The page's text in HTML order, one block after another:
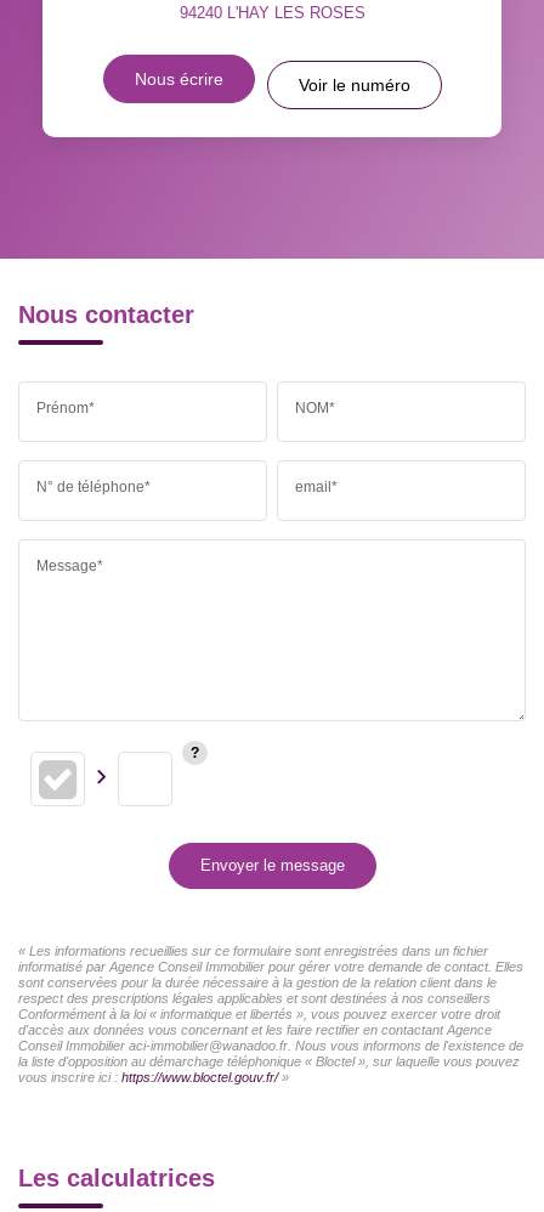
RÉSULTATS DES LYCÉES ECOLES ET CRÈCHES
94240 L'HAY LES ROSES
Nous écrire Voir le numéro
Nous contacter
Prénom* NOM*
N° de téléphone* email*
Message*
Envoyer le message
« Les informations recueillies sur ce formulaire sont enregistrées dans un fichier
informatisé par Agence Conseil Immobilier pour gérer votre demande de contact. Elles
sont conservées pour la durée nécessaire à la gestion de la relation client dans le
respect des prescriptions légales applicables et sont destinées à nos conseillers
Conformément à la loi « informatique et libertés », vous pouvez exercer votre droit
d'accès aux données vous concernant et les faire rectifier en contactant Agence
Conseil Immobilier aci-immobilier@wanadoo.fr. Nous vous informons de l'existence de
la liste d'opposition au démarchage téléphonique « Bloctel », sur laquelle vous pouvez
vous inscrire ici : https://www.bloctel.gouv.fr/»
Les calculatrices